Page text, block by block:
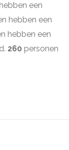
een
hebben een
hebben een
260 personen